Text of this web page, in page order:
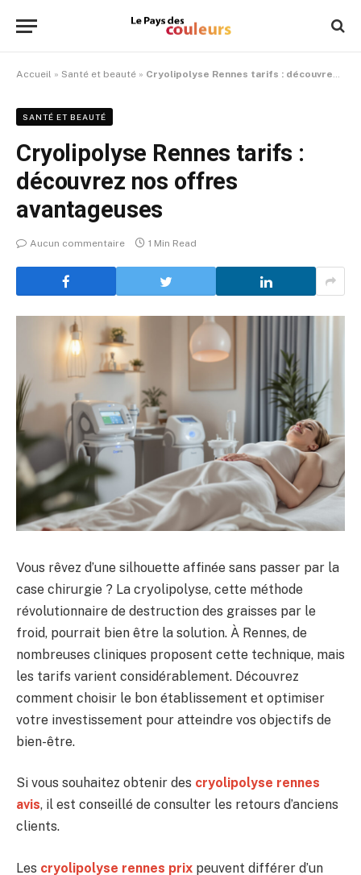
Accueil » Santé et beauté » Cryolipolyse Rennes tarifs : découvrez nos offres avantageuses
SANTÉ ET BEAUTÉ
Cryolipolyse Rennes tarifs :
découvrez nos offres
avantageuses
Aucun commentaire 1 Min Read
Vous rêvez d’une silhouette affinée sans passer par la
case chirurgie ? La cryolipolyse, cette méthode
révolutionnaire de destruction des graisses par le
froid, pourrait bien être la solution. À Rennes, de
nombreuses cliniques proposent cette technique, mais
les tarifs varient considérablement. Découvrez
comment choisir le bon établissement et optimiser
votre investissement pour atteindre vos objectifs de
bien-être.
Si vous souhaitez obtenir des cryolipolyse rennes
avis, il est conseillé de consulter les retours d’anciens
clients.
Les cryolipolyse rennes prix peuvent différer d’un